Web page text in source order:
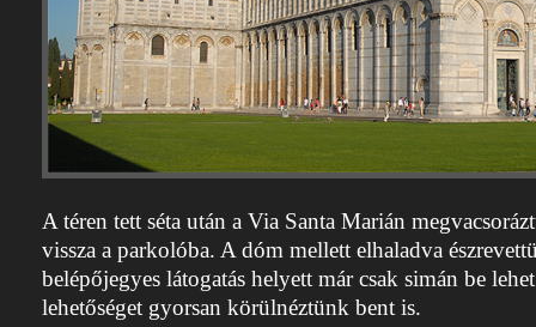
A téren tett séta után a Via Santa Marián
vissza a parkolóba. A dóm mellett elhaladva
belépőjegyes látogatás helyett már csak simán be
lehetőséget gyorsan körülnéztünk bent is.